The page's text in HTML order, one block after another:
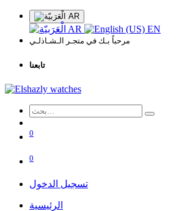
AR
AR EN
مرحباً بـك في متجـر الـشـاذلـي
تابعنا
0
0
تسجيل الدخول
الرئيسية